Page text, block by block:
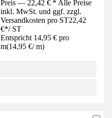
Preis — 22,42 € * Alle Preise
inkl. MwSt. und ggf. zzgl.
Versandkosten pro ST22,42
€*/ ST
Entspricht 14,95 € pro
m(14,95 €/ m)